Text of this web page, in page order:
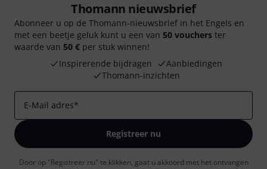
Thomann nieuwsbrief
Abonneer u op de Thomann-nieuwsbrief in het Engels en
met een beetje geluk kunt u een van 50 vouchers ter
waarde van 50 € per stuk winnen!
Inspirerende bijdragen
Aanbiedingen
Thomann-inzichten
E-Mail adres*
Registreer nu
Door op "Registreer nu" te klikken, gaat u akkoord met het ontvangen